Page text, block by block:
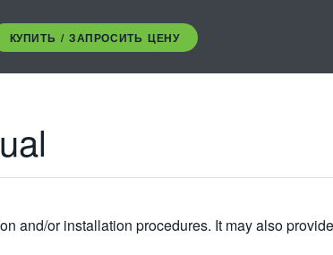
КУПИТЬ / ЗАПРОСИТЬ ЦЕНУ
and/or installation procedures. It may also